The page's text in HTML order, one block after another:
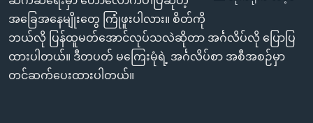
ရန်
ရှာဖွေ
ရန်
နေရာ
ဘာသာစကားများ
အခြေအနေမျိုးတွေ ကြုံဖူးပါလား။ စိတ်ကို
ဘယ်လို ပြန်ထူမတ်အောင်လုပ်သလဲဆိုတာ အင်္ဂလိပ်လို ပြောပြ
ထားပါတယ်။ ဒီတပတ် မကြေးမုံရဲ့ အင်္ဂလိပ်စာ အစီအစဉ်မှာ
တင်ဆက်ပေးထားပါတယ်။